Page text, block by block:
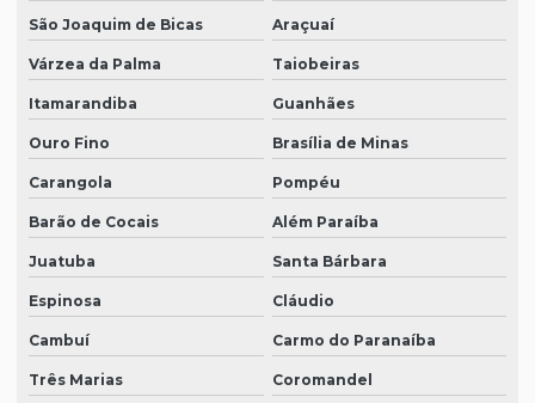
São Joaquim de Bicas Araçuaí
Várzea da Palma Taiobeiras
Itamarandiba Guanhães
Ouro Fino Brasília de Minas
Carangola Pompéu
Barão de Cocais Além Paraíba
Juatuba Santa Bárbara
Espinosa Cláudio
Cambuí Carmo do Paranaíba
Três Marias Coromandel